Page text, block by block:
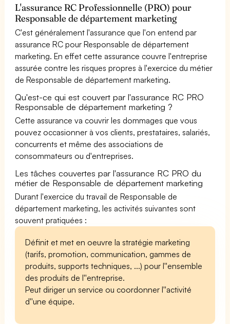
L'assurance RC Professionnelle (PRO) pour
Responsable de département marketing
C'est généralement l'assurance que l'on entend par
assurance RC pour Responsable de département
marketing. En effet cette assurance couvre l'entreprise
assurée contre les risques propres à l'exercice du métier
de Responsable de département marketing.
Qu'est-ce qui est couvert par l'assurance RC PRO
Responsable de département marketing ?
Cette assurance va couvrir les dommages que vous
pouvez occasionner à vos clients, prestataires, salariés,
concurrents et même des associations de
consommateurs ou d'entreprises.
Les tâches couvertes par l'assurance RC PRO du
métier de Responsable de département marketing
Durant l'exercice du travail de Responsable de
département marketing, les activités suivantes sont
souvent pratiquées :
Définit et met en oeuvre la stratégie marketing
(tarifs, promotion, communication, gammes de
produits, supports techniques, ...) pour l''ensemble
des produits de l''entreprise.
Peut diriger un service ou coordonner l''activité
d''une équipe.